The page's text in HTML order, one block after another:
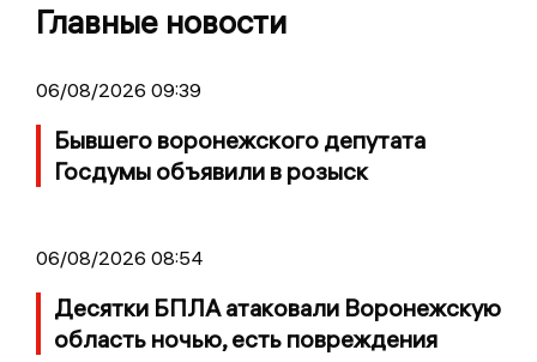
Главные новости
06/08/2026 09:39
Бывшего воронежского депутата
Госдумы объявили в розыск
06/08/2026 08:54
Десятки БПЛА атаковали Воронежскую
область ночью, есть повреждения